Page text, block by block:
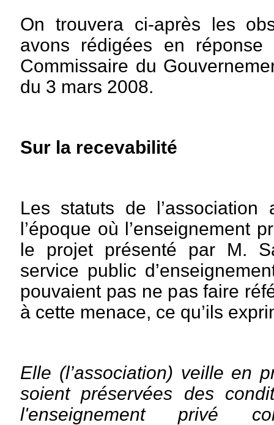
On trouvera ci-après les
avons rédigées en réponse
Commissaire du
du 3 mars 2008.
Sur la recevabilité
Les statuts de
l’époque où l’enseignement
le projet présenté par M.
service public
pouvaient pas ne pas faire
à cette menace, ce qu’ils
Elle (l’association) veille en
soient préservées des
l'enseignement privé